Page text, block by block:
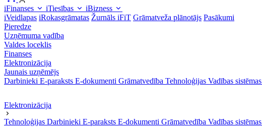
iFinanses iTiesības
iBizness
iVeidlapas iRokasgrāmatas Žurnāls iFiT Grāmatveža plānotājs Pasākumi
Pieredze
Uzņēmuma vadība
Valdes loceklis
Finanses
Elektronizācija
Jaunais uzņēmējs
Darbinieki E-paraksts E-dokumenti Grāmatvedība Tehnoloģijas Vadības sistēmas
Elektronizācija
Tehnoloģijas Darbinieki E-paraksts E-dokumenti Grāmatvedība Vadības sistēmas